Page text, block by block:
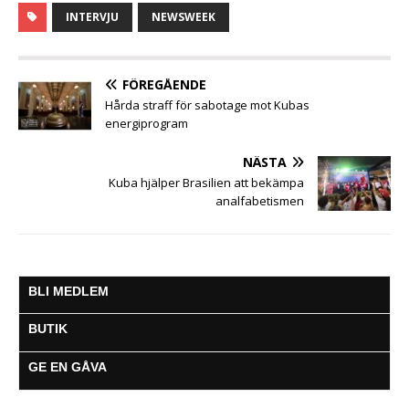
c
e
o
k
t
r
a
t
p
p
s
s
g
e
i
m
INTERVJU NEWSWEEK
FÖREGÅENDE
Hårda straff för sabotage mot Kubas
energiprogram
NÄSTA
Kuba hjälper Brasilien att bekämpa
analfabetismen
BLI MEDLEM
BUTIK
GE EN GÅVA